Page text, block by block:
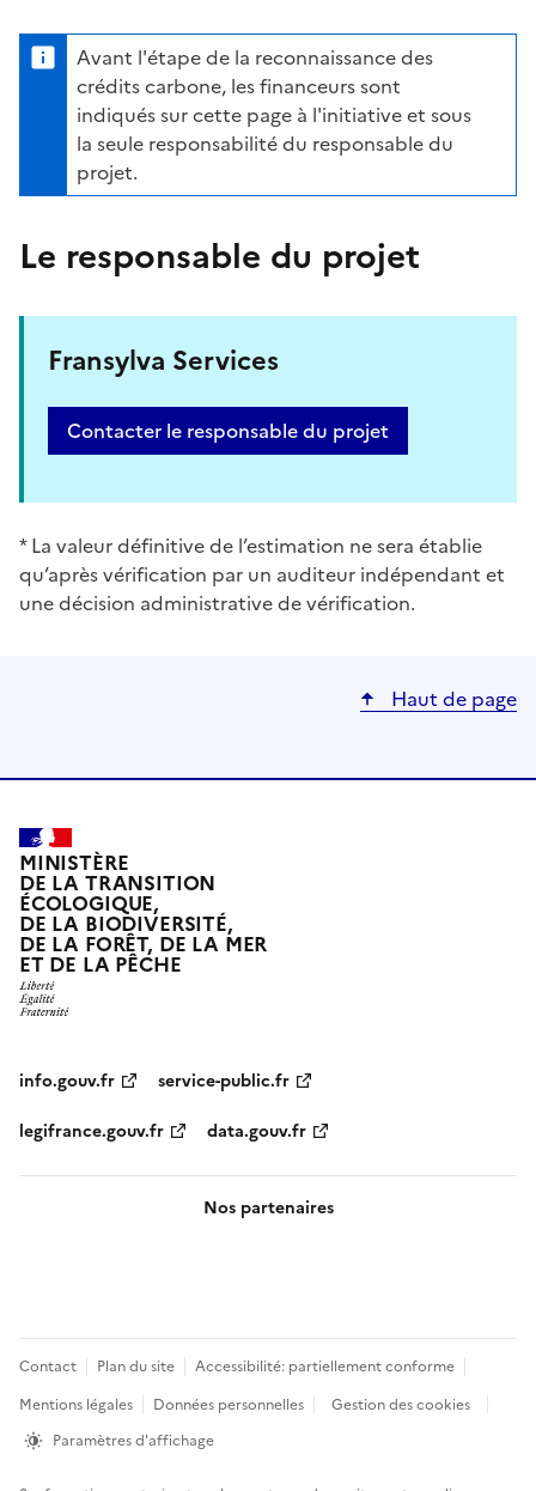
Avant l'étape de la reconnaissance des
crédits carbone, les financeurs sont
indiqués sur cette page à l'initiative et sous
la seule responsabilité du responsable du
projet.
Le responsable du projet
Fransylva Services
Contacter le responsable du projet
* La valeur définitive de l’estimation ne sera établie
qu’après vérification par un auditeur indépendant et
une décision administrative de vérification.
Haut de page
MINISTÈRE
DE LA TRANSITION
ÉCOLOGIQUE,
DE LA BIODIVERSITÉ,
DE LA FORÊT, DE LA MER
ET DE LA PÊCHE
info.gouv.fr
service-public.fr
legifrance.gouv.fr
data.gouv.fr
Nos partenaires
Pied
de
page
Contact Plan du site
Accessibilité: partiellement conforme
Mentions légales
Données personnelles
Gestion des cookies
Paramètres d'affichage